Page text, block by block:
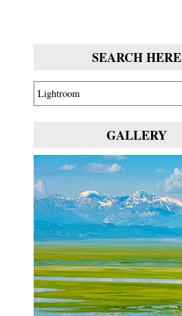
SEARCH HERE
GALLERY